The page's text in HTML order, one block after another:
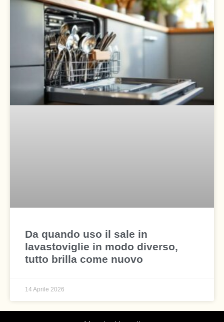
Da quando uso il sale in
lavastoviglie in modo diverso,
tutto brilla come nuovo
14 Aprile 2026